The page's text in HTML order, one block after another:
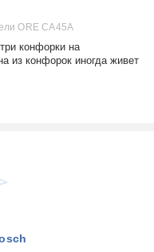
ORE CA45A
конфорки на
из конфорок иногда живет